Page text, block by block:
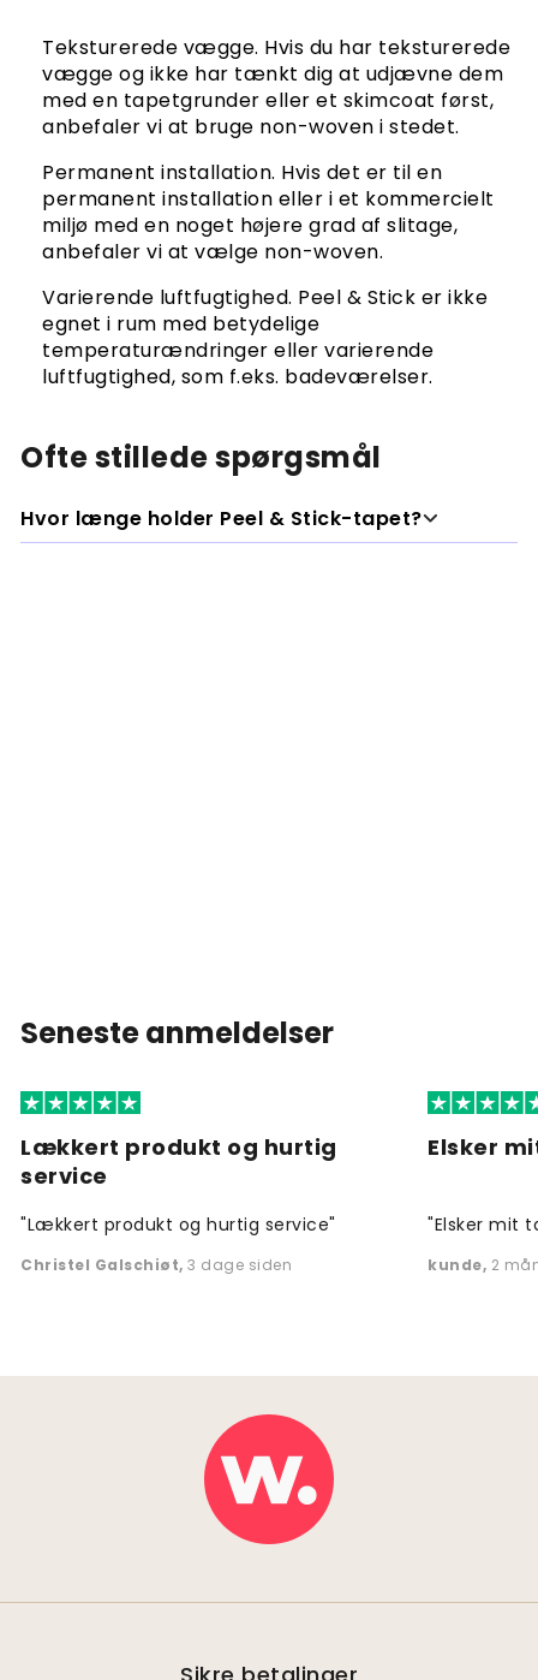
Teksturerede vægge. Hvis du har teksturerede
vægge og ikke har tænkt dig at udjævne dem
med en tapetgrunder eller et skimcoat først,
anbefaler vi at bruge non-woven i stedet.
Permanent installation. Hvis det er til en
permanent installation eller i et kommercielt
miljø med en noget højere grad af slitage,
anbefaler vi at vælge non-woven.
Varierende luftfugtighed. Peel & Stick er ikke
egnet i rum med betydelige
temperaturændringer eller varierende
luftfugtighed, som f.eks. badeværelser.
Ofte stillede spørgsmål
Hvor længe holder Peel & Stick-tapet?
Seneste anmeldelser
Lækkert produkt og hurtig
service
"Lækkert produkt og hurtig service"
Christel Galschiøt, 3 dage siden
Elsker
"Elsker mit
kunde, 2